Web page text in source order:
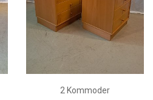
2 Kommoder